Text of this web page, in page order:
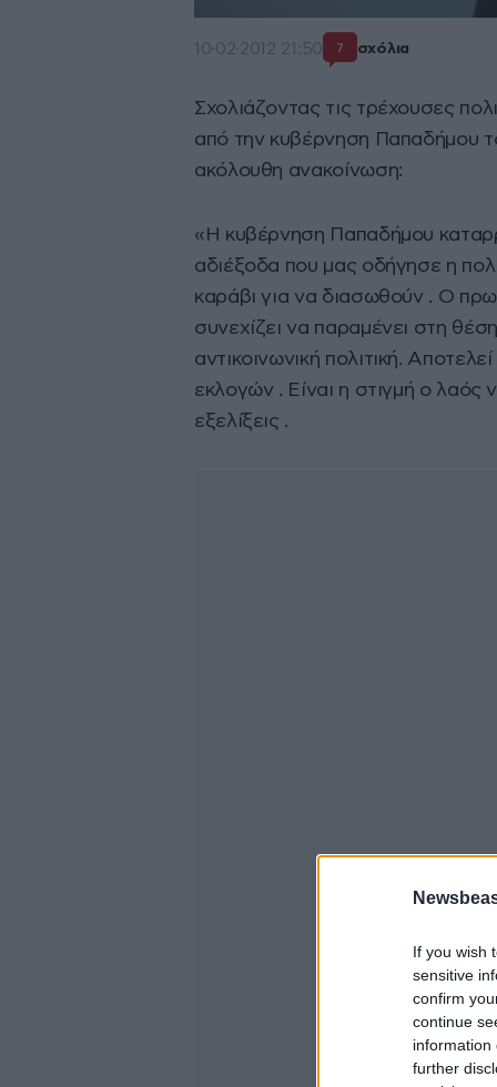
If you wish
sensitive
confirm
continue
information
further
10·02·2012 21:50 7 σχόλια
Σχολιάζοντας τις τρέχουσες
από την κυβέρνηση Παπαδήμου
ακόλουθη ανακοίνωση:
«Η κυβέρνηση Παπαδήμου
αδιέξοδα που μας οδήγησε η
καράβι για να διασωθούν . Ο
συνεχίζει να παραμένει στη
αντικοινωνική πολιτική.
εκλογών . Είναι η στιγμή ο λαός
εξελίξεις .